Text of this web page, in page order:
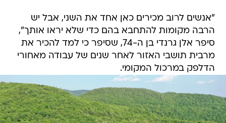
"אנשים לרוב מכירים כאן אחד את השני, אבל יש
הרבה מקומות להתחבא בהם כדי שלא יראו אותך",
סיפר אלן גרנדי בן ה-74, שסיפר כי למד להכיר את
מרבית תושבי האזור לאחר שנים של עבודה מאחורי
הדלפק במרכול המקומי.